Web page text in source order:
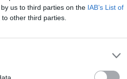
us to third parties on the IAB’s List of
other third parties.